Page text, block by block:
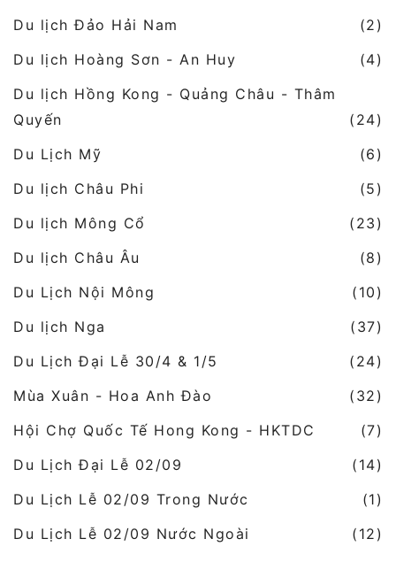
Du lịch Đảo Hải Nam
(2)
Du lịch Hoàng Sơn - An Huy
(4)
Du lịch Hồng Kong - Quảng Châu - Thâm
Quyến
(24)
Du Lịch Mỹ
(6)
Du lịch Châu Phi
(5)
Du lịch Mông Cổ
(23)
Du lịch Châu Âu
(8)
Du Lịch Nội Mông
(10)
Du lịch Nga
(37)
Du Lịch Đại Lễ 30/4 & 1/5
(24)
Mùa Xuân - Hoa Anh Đào
(32)
Hội Chợ Quốc Tế Hong Kong - HKTDC
(7)
Du Lịch Đại Lễ 02/09
(14)
Du Lịch Lễ 02/09 Trong Nước
(1)
Du Lịch Lễ 02/09 Nước Ngoài
(12)